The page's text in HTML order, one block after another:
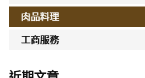
肉品料理
工商服務